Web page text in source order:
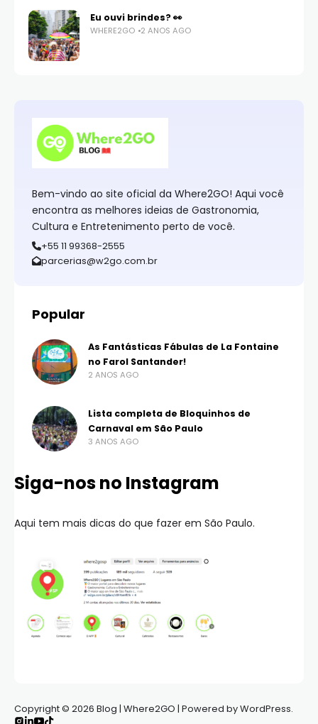
Eu ouvi brindes? 👀
WHERE2GO 2 ANOS AGO
Bem-vindo ao site oficial da Where2GO! Aqui você
encontra as melhores ideias de Gastronomia,
Cultura e Entretenimento perto de você.
+55 11 99368-2555
parcerias@w2go.com.br
Popular
As Fantásticas Fábulas de La Fontaine
no Farol Santander!
2 ANOS AGO
Lista completa de Bloquinhos de
Carnaval em São Paulo
3 ANOS AGO
Siga-nos no Instagram
Aqui tem mais dicas do que fazer em São Paulo.
Copyright © 2026 Blog | Where2GO | Powered by WordPress.